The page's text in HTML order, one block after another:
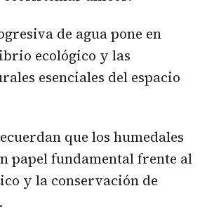
de agua pone en
ecológico y las
esenciales del espacio
que los humedales
papel fundamental frente al
y la conservación de